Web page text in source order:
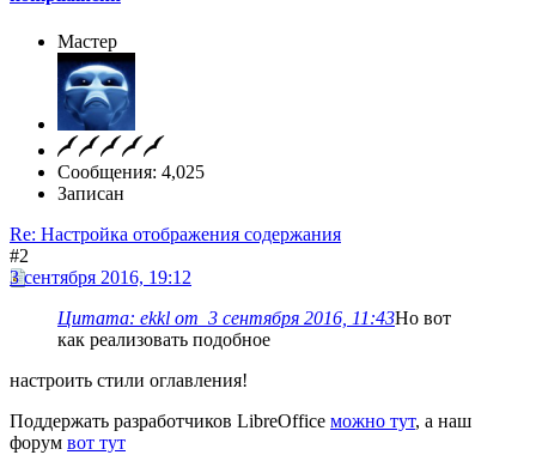
Мастер
Сообщения: 4,025
Записан
Re: Настройка отображения содержания
#2
3 сентября 2016, 19:12
Цитата: ekkl от 3 сентября 2016, 11:43Но вот
как реализовать подобное
настроить стили оглавления!
Поддержать разработчиков LibreOffice можно тут, а наш
форум вот тут